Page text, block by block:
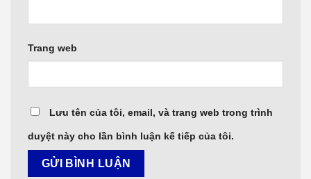
Trang web
Lưu tên của tôi, email, và trang web trong trình
duyệt này cho lần bình luận kế tiếp của tôi.